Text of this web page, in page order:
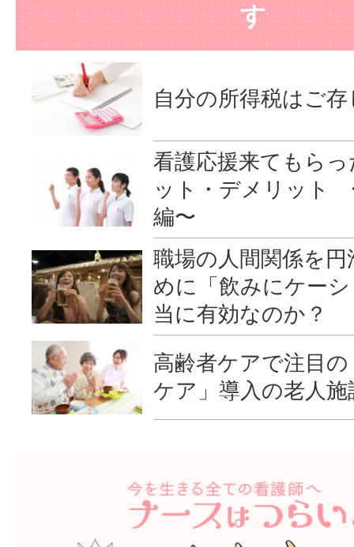
す
自分の所得税はご
看護応援来てもら
ット・デメリット
編〜
職場の人間関係を
めに「飲みにケー
当に有効なのか？
高齢者ケアで注目
ケア」導入の老人施